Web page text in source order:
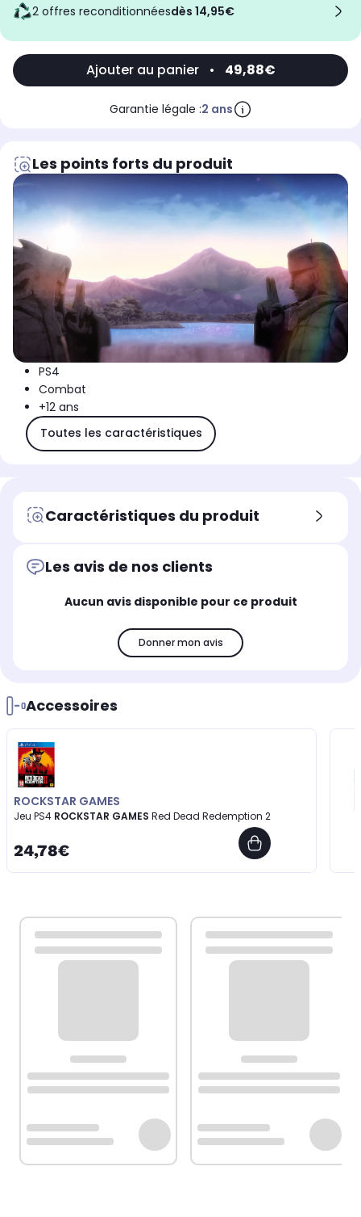
2 offres reconditionnées dès 14,95€
Ajouter au panier • 49,88€
Garantie légale :2 ans
Les points forts du produit
PS4
Combat
+12 ans
Toutes les caractéristiques
Caractéristiques du produit
Les avis de nos clients
Aucun avis disponible pour ce produit
Donner mon avis
Accessoires
ROCKSTAR GAMES
Jeu PS4 ROCKSTAR GAMES Red Dead Redemption 2
24,78€